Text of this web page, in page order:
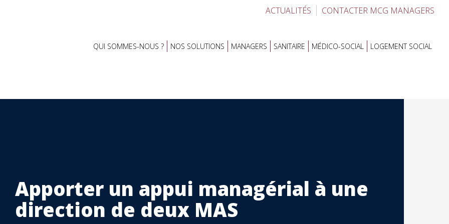
ACTUALITÉS CONTACTER MCG MANAGERS
QUI SOMMES-NOUS ? NOS SOLUTIONS MANAGERS SANITAIRE MÉDICO-SOCIAL LOGEMENT SOCIAL
Apporter un appui managérial à une
direction de deux MAS